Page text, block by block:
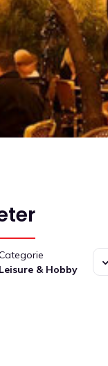
Leisure & Hobby